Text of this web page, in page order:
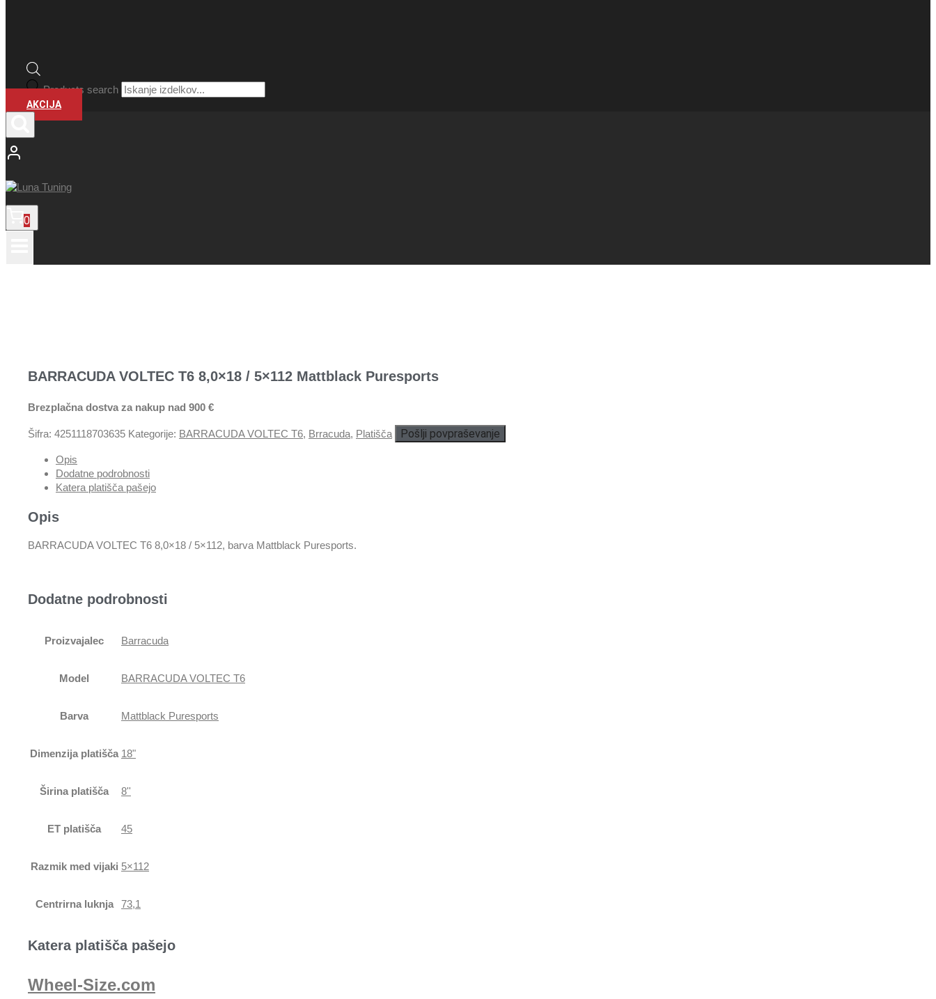
Products search
AKCIJA
0
BARRACUDA VOLTEC T6 8,0×18 / 5×112 Mattblack Puresports
Brezplačna dostva za nakup nad 900 €
Šifra: 4251118703635 Kategorije: BARRACUDA VOLTEC T6, Brracuda, Platišča Pošlji povpraševanje
Opis
Dodatne podrobnosti
Katera platišča pašejo
Opis
BARRACUDA VOLTEC T6 8,0×18 / 5×112, barva Mattblack Puresports.
Dodatne podrobnosti
Proizvajalec Barracuda
Model BARRACUDA VOLTEC T6
Barva Mattblack Puresports
Dimenzija platišča 18"
Širina platišča 8''
ET platišča 45
Razmik med vijaki 5×112
Centrirna luknja 73,1
Katera platišča pašejo
Wheel-Size.com